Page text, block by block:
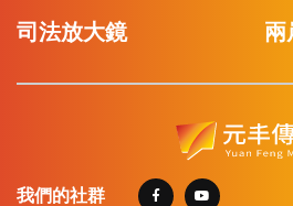
司法放大鏡 兩
我們的社群